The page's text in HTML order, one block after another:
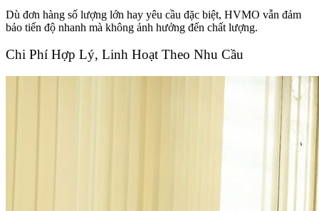
Dù đơn hàng số lượng lớn hay yêu cầu đặc biệt, HVMO vẫn đảm
bảo tiến độ nhanh mà không ảnh hưởng đến chất lượng.
Chi Phí Hợp Lý, Linh Hoạt Theo Nhu Cầu